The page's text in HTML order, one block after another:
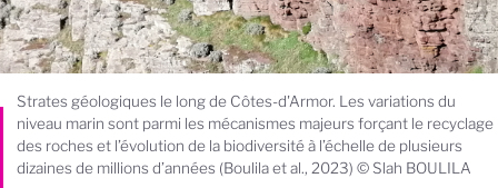
Strates géologiques le long de Côtes-d'Armor. Les variations du
niveau marin sont parmi les mécanismes majeurs forçant le recyclage
des roches et l’évolution de la biodiversité à l’échelle de plusieurs
dizaines de millions d’années (Boulila et al., 2023) © Slah BOULILA